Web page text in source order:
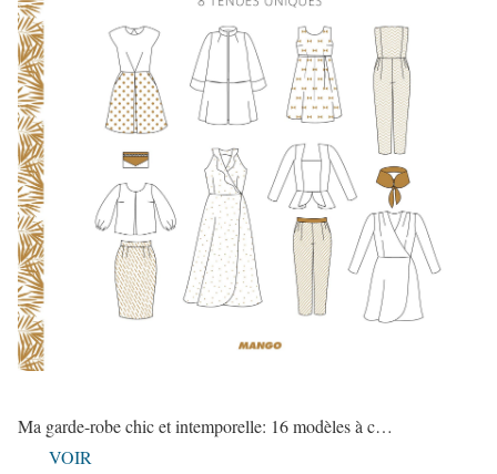
Ma garde-robe chic et intemporelle: 16 modèles à c…
VOIR
Émilie, 28 ans, designer :
m’affirmer et de me sentir bien dans ma peau. Chaque
jour est une nouvelle occasion de m’exprimer. »